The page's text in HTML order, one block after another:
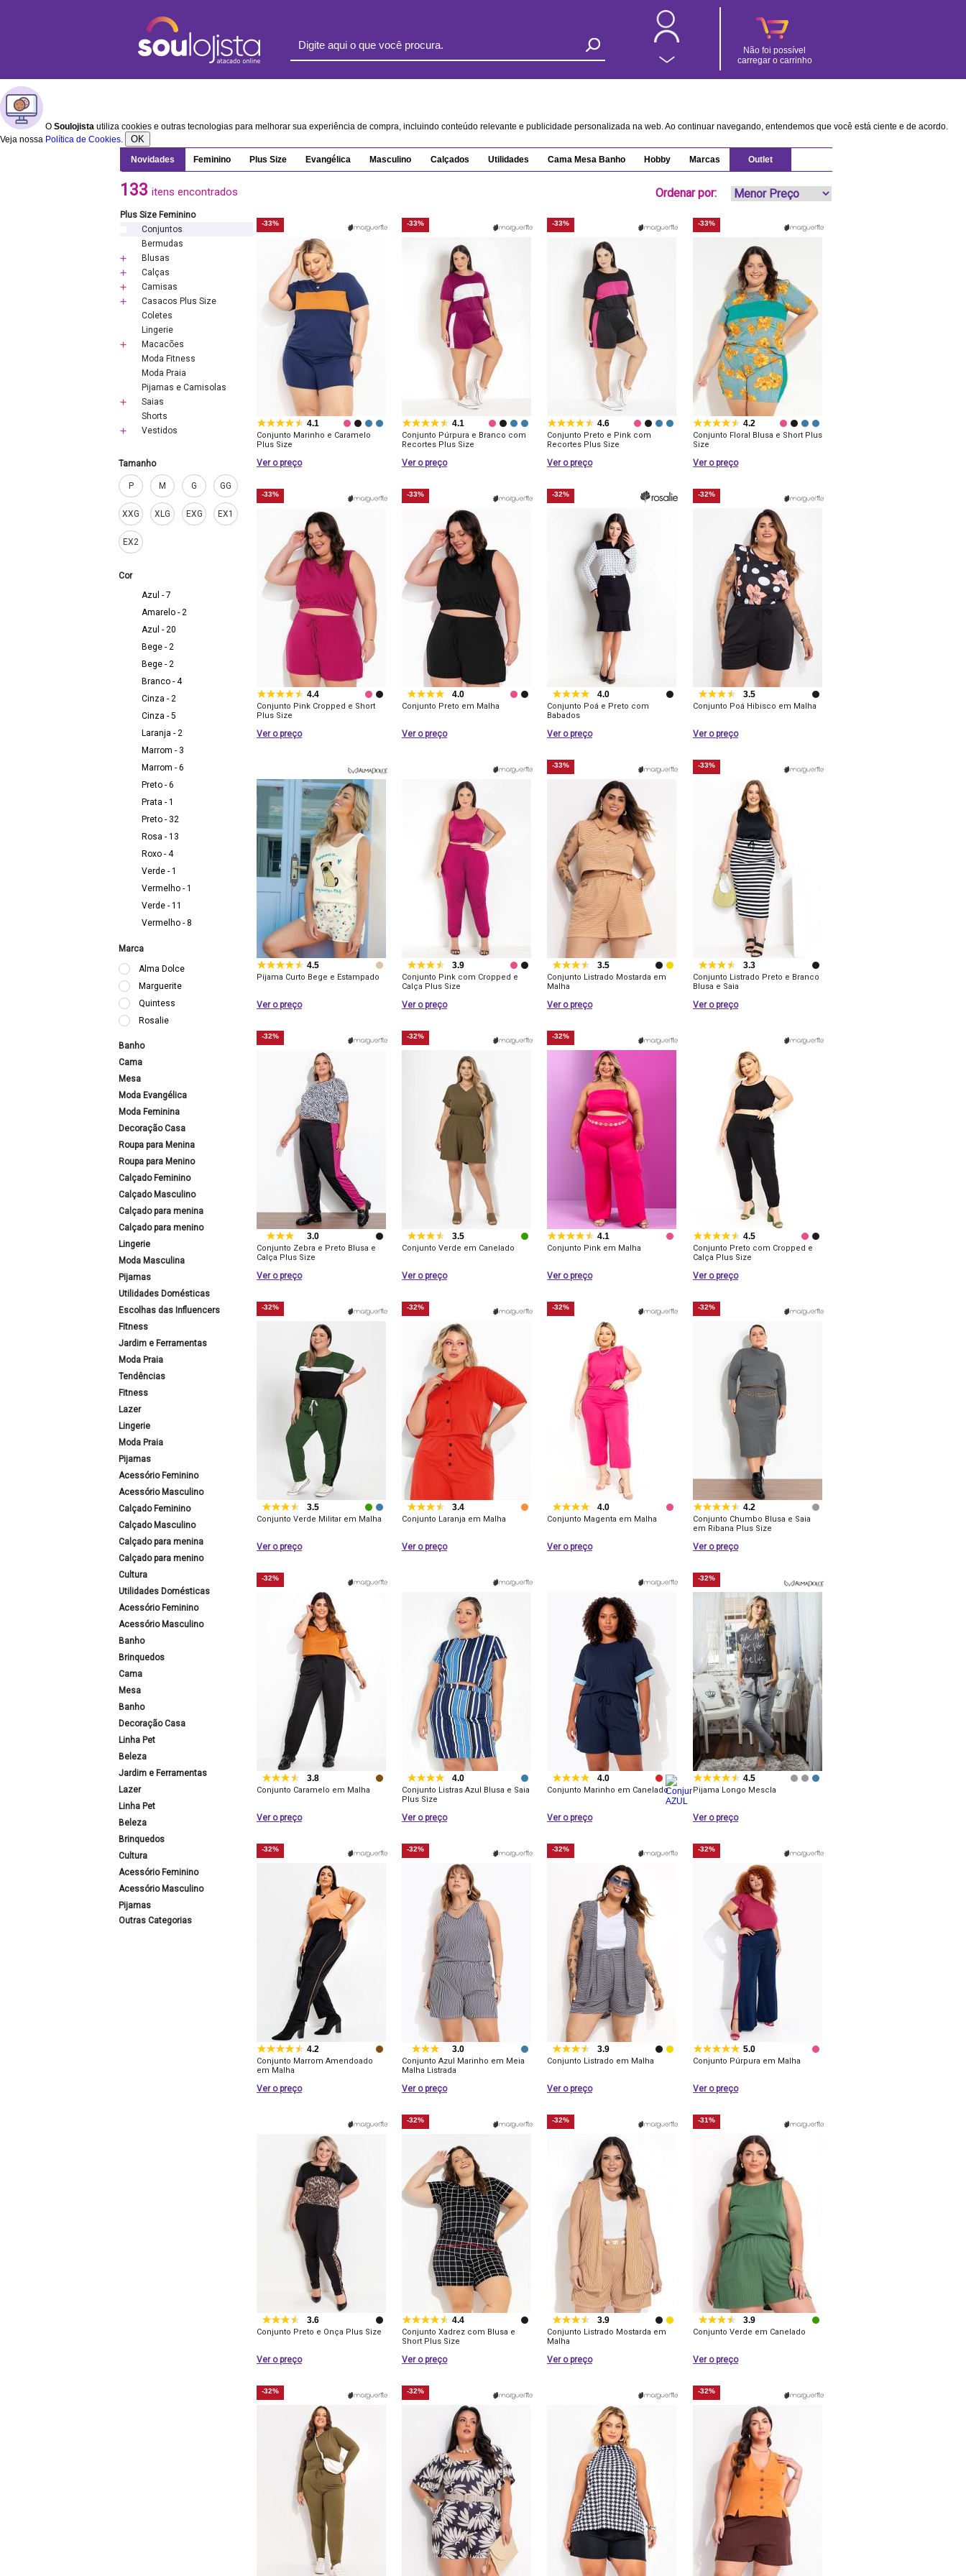
Não foi possível
carregar o carrinho
O Soulojista utiliza cookies e outras tecnologias para melhorar sua experiência de compra, incluindo conteúdo relevante e publicidade personalizada na web. Ao continuar navegando, entendemos que você está ciente e de acordo.
Veja nossa Política de Cookies. OK
Novidades Feminino Plus Size Evangélica Masculino Calçados Utilidades Cama Mesa Banho Hobby Marcas Outlet
133 itens encontrados Ordenar por:
Plus Size Feminino
Conjuntos
Bermudas
Blusas
Calças
Camisas
Casacos Plus Size
Coletes
Lingerie
Macacões
Moda Fitness
Moda Praia
Pijamas e Camisolas
Saias
Shorts
Vestidos
Tamanho
P M G GG
XXG XLG EXG EX1
EX2
Cor
Azul - 7
Amarelo - 2
Azul - 20
Bege - 2
Bege - 2
Branco - 4
Cinza - 2
Cinza - 5
Laranja - 2
Marrom - 3
Marrom - 6
Preto - 6
Prata - 1
Preto - 32
Rosa - 13
Roxo - 4
Verde - 1
Vermelho - 1
Verde - 11
Vermelho - 8
Marca
Alma Dolce
Marguerite
Quintess
Rosalie
Banho
Cama
Mesa
Moda Evangélica
Moda Feminina
Decoração Casa
Roupa para Menina
Roupa para Menino
Calçado Feminino
Calçado Masculino
Calçado para menina
Calçado para menino
Lingerie
Moda Masculina
Pijamas
Utilidades Domésticas
Escolhas das Influencers
Fitness
Jardim e Ferramentas
Moda Praia
Tendências
Fitness
Lazer
Lingerie
Moda Praia
Pijamas
Acessório Feminino
Acessório Masculino
Calçado Feminino
Calçado Masculino
Calçado para menina
Calçado para menino
Cultura
Utilidades Domésticas
Acessório Feminino
Acessório Masculino
Banho
Brinquedos
Cama
Mesa
Banho
Decoração Casa
Linha Pet
Beleza
Jardim e Ferramentas
Lazer
Linha Pet
Beleza
Brinquedos
Cultura
Acessório Feminino
Acessório Masculino
Pijamas
Outras Categorias
-33%
4.1
Conjunto Marinho e Caramelo
Plus Size
Ver o preço
-33%
4.1
Conjunto Púrpura e Branco com
Recortes Plus Size
Ver o preço
-33%
4.6
Conjunto Preto e Pink com
Recortes Plus Size
Ver o preço
-33%
4.2
Conjunto Floral Blusa e Short Plus
Size
Ver o preço
-33%
4.4
Conjunto Pink Cropped e Short
Plus Size
Ver o preço
-33%
4.0
Conjunto Preto em Malha
Ver o preço
-32%
4.0
Conjunto Poá e Preto com
Babados
Ver o preço
-32%
3.5
Conjunto Poá Hibisco em Malha
Ver o preço
4.5
Pijama Curto Bege e Estampado
Ver o preço
3.9
Conjunto Pink com Cropped e
Calça Plus Size
Ver o preço
-33%
3.5
Conjunto Listrado Mostarda em
Malha
Ver o preço
-33%
3.3
Conjunto Listrado Preto e Branco
Blusa e Saia
Ver o preço
-32%
3.0
Conjunto Zebra e Preto Blusa e
Calça Plus Size
Ver o preço
-32%
3.5
Conjunto Verde em Canelado
Ver o preço
-32%
4.1
Conjunto Pink em Malha
Ver o preço
4.5
Conjunto Preto com Cropped e
Calça Plus Size
Ver o preço
-32%
3.5
Conjunto Verde Militar em Malha
Ver o preço
-32%
3.4
Conjunto Laranja em Malha
Ver o preço
-32%
4.0
Conjunto Magenta em Malha
Ver o preço
-32%
4.2
Conjunto Chumbo Blusa e Saia
em Ribana Plus Size
Ver o preço
-32%
3.8
Conjunto Caramelo em Malha
Ver o preço
4.0
Conjunto Listras Azul Blusa e Saia
Plus Size
Ver o preço
4.0
Conjunto Marinho em Canelado
Ver o preço
-32%
4.5
Pijama Longo Mescla
Ver o preço
-32%
4.2
Conjunto Marrom Amendoado
em Malha
Ver o preço
-32%
3.0
Conjunto Azul Marinho em Meia
Malha Listrada
Ver o preço
-32%
3.9
Conjunto Listrado em Malha
Ver o preço
-32%
5.0
Conjunto Púrpura em Malha
Ver o preço
3.6
Conjunto Preto e Onça Plus Size
Ver o preço
-32%
4.4
Conjunto Xadrez com Blusa e
Short Plus Size
Ver o preço
-32%
3.9
Conjunto Listrado Mostarda em
Malha
Ver o preço
-31%
3.9
Conjunto Verde em Canelado
Ver o preço
-32% -32% -32%